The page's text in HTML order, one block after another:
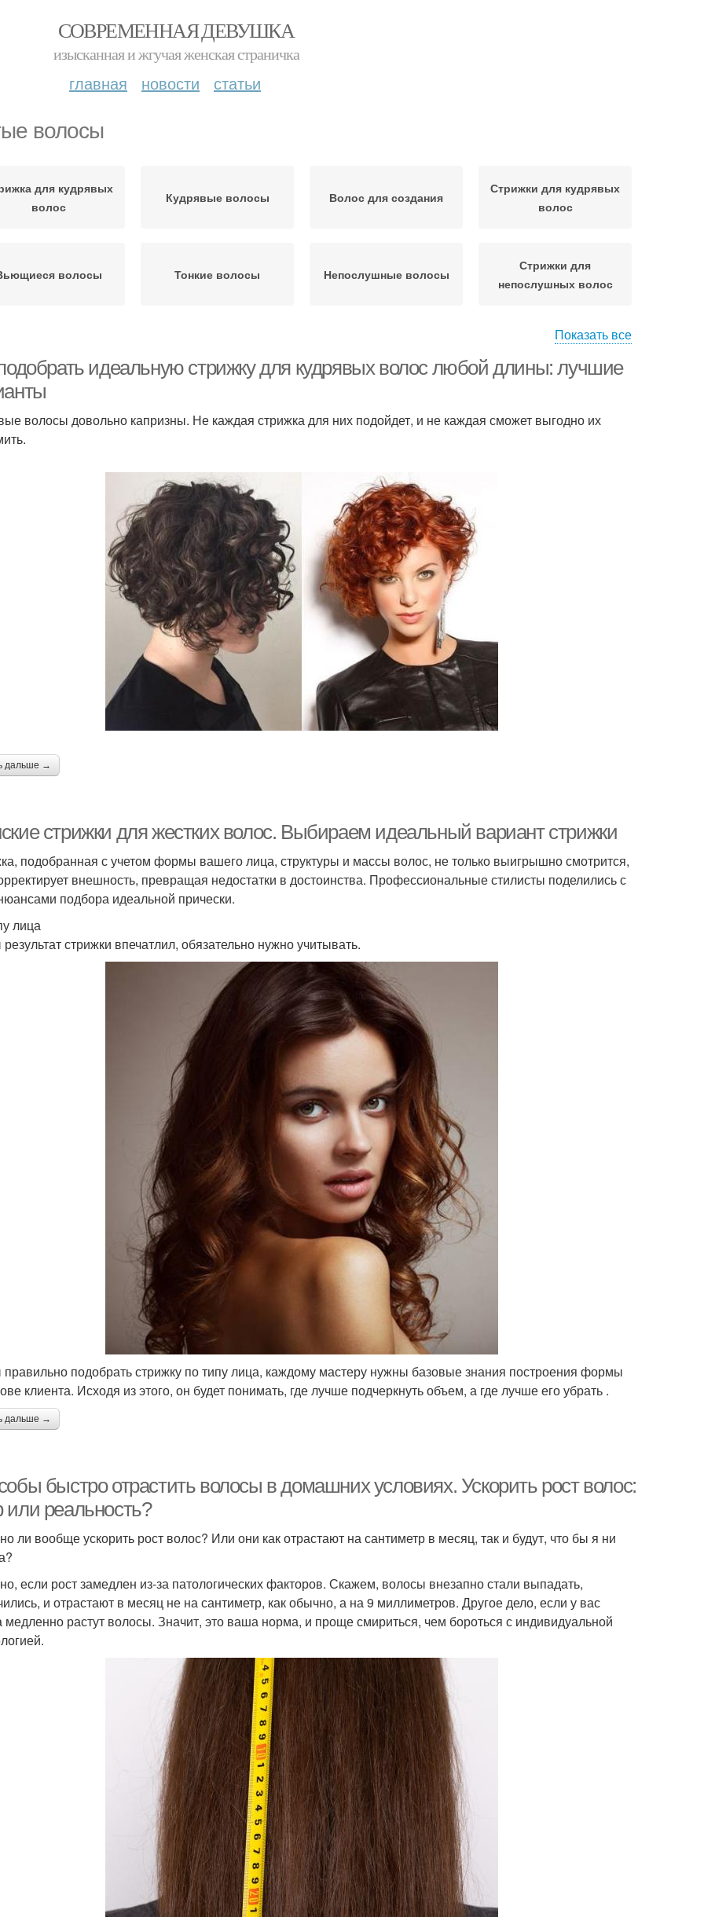
СОВРЕМЕННАЯ ДЕВУШКА
изысканная и жгучая женская страничка
главная новости статьи
волосы
для кудрявых
волос
Кудрявые волосы Волос для создания
Стрижки для кудрявых
волос
волосы Тонкие волосы Непослушные волосы
Стрижки для
непослушных волос
Итальянка на
волнистые волосы
для вьющихся
На густые волосы Волосы в салоне Густые витамины
Волосы в домашних
условиях
Уход за волосами
Волосы за неделю Голова для волос
Показать все
идеальную стрижку для кудрявых волос любой длины: лучшие
волосы довольно капризны. Не каждая стрижка для них подойдет, и не каждая сможет выгодно их
дальше →
стрижки для жестких волос. Выбираем идеальный вариант стрижки
подобранная с учетом формы вашего лица, структуры и массы волос, не только выигрышно смотрится,
внешность, превращая недостатки в достоинства. Профессиональные стилисты поделились с
подбора идеальной прически.
лица
стрижки впечатлил, обязательно нужно учитывать.
подобрать стрижку по типу лица, каждому мастеру нужны базовые знания построения формы
клиента. Исходя из этого, он будет понимать, где лучше подчеркнуть объем, а где лучше его убрать .
дальше →
быстро отрастить волосы в домашних условиях. Ускорить рост волос:
реальность?
ли вообще ускорить рост волос? Или они как отрастают на сантиметр в месяц, так и будут, что бы я ни
если рост замедлен из-за патологических факторов. Скажем, волосы внезапно стали выпадать,
и отрастают в месяц не на сантиметр, как обычно, а на 9 миллиметров. Другое дело, если у вас
медленно растут волосы. Значит, это ваша норма, и проще смириться, чем бороться с индивидуальной